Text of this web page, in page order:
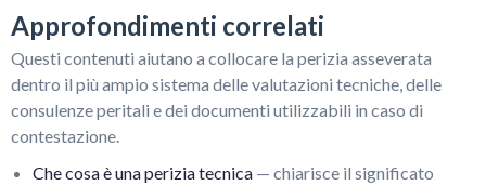
Approfondimenti correlati
Questi contenuti aiutano a collocare la perizia asseverata
dentro il più ampio sistema delle valutazioni tecniche, delle
consulenze peritali e dei documenti utilizzabili in caso di
contestazione.
Che cosa è una perizia tecnica — chiarisce il significato